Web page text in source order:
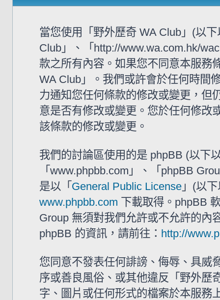
當您使用「野外歷奇 WA Club」(以
Club」、「http://www.wa.com.hk/
款之所有內容。如果您不同意本服務
WA Club」。我們或許會於任何時間
力通知您任何條款的修改或變更，但
意是否有修改或變更。您於任何修改
該條款的修改或變更。
我們的討論區使用的是 phpBB (以下
「www.phpbb.com」、「phpBB
是以「 General Public License 」(以
www.phpbb.com 下載取得。phpBB
Group 無須對我們允許或不允許的內
phpBB 的資訊，請前往： http://
您同意不發表任何誹謗、侮辱、具威
序或善良風俗、或其他違反「野外歷
字、圖片或任何形式的檔案於本服務